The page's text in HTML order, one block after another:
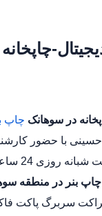
در سوهانک چاپ
آقای صادق حسینی با
چاپ بنر در محدوده سوهانک
چاپ بنر در منطقه
سربرگ پاکت